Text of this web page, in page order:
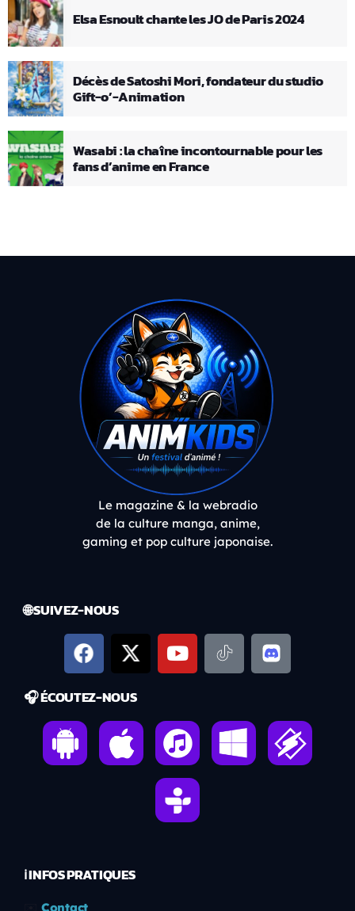
Elsa Esnoult chante les JO de Paris 2024
Décès de Satoshi Mori, fondateur du studio
Gift-o’-Animation
Wasabi : la chaîne incontournable pour les
fans d’anime en France
Le magazine & la webradio
de la culture manga, anime,
gaming et pop culture japonaise.
🌐 SUIVEZ-NOUS
🎧 ÉCOUTEZ-NOUS
ℹ️ INFOS PRATIQUES
Contact